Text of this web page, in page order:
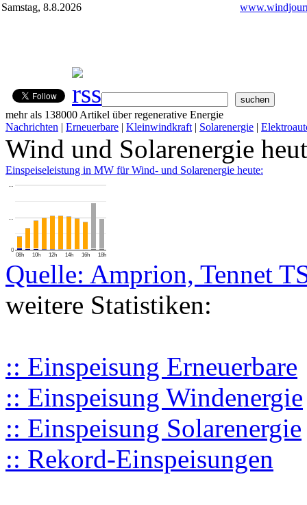
Samstag, 8.8.2026
mehr als 138000 Artikel über regenerative Energie
Nachrichten | Erneuerbare | Kleinwindkraft | Solarenergie |
Wind und Solarenergie
Einspeiseleistung in MW für Wind- und Solarenergie heute:
08h 10h 12h 14h 16h 18h
0
…
…
Quelle: Amprion, Tennet
weitere Statistiken:
:: Einspeisung Erneuerbare
:: Einspeisung Windenergie
:: Einspeisung Solarenergie
:: Rekord-Einspeisungen